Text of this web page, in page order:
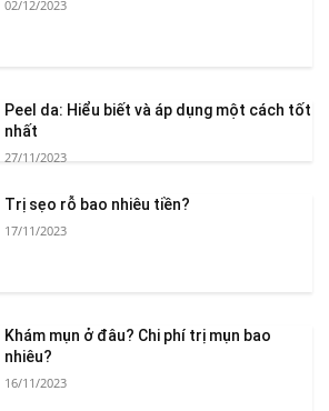
02/12/2023
Peel da: Hiểu biết và áp dụng một cách tốt
nhất
27/11/2023
Trị sẹo rỗ bao nhiêu tiền?
17/11/2023
Khám mụn ở đâu? Chi phí trị mụn bao
nhiêu?
16/11/2023